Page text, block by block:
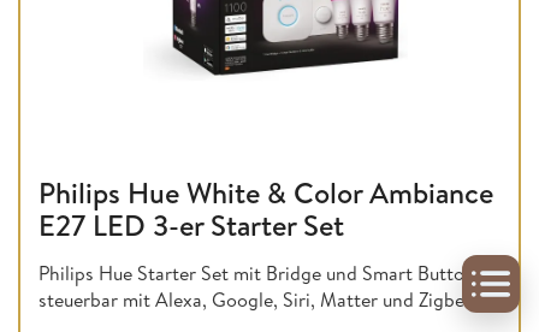
Philips Hue White & Color Ambiance
E27 LED 3-er Starter Set
Philips Hue Starter Set mit Bridge und Smart Button,
steuerbar mit Alexa, Google, Siri, Matter und Zigbee